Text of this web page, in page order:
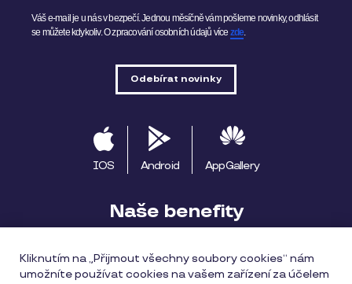
Váš e-mail je u nás v bezpečí. Jednou měsíčně vám pošleme novinky, odhlásit
se můžete kdykoliv.O zpracování osobních údajů více zde.
IOS Android AppGallery
Naše benefity
Apple Pay Pluxee Cestuj Pluxee Rozvoz
Kliknutím na „Přijmout všechny soubory cookies“ nám
umožníte používat cookies na vašem zařízení za účelem